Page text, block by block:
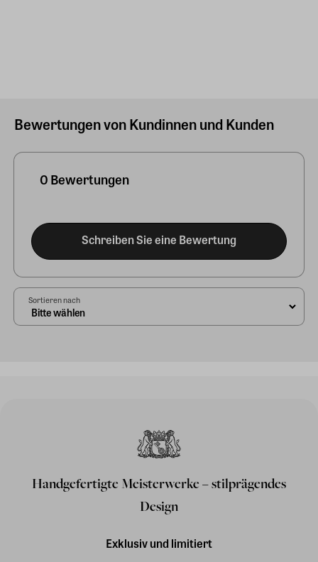
Bewertungen von Kundinnen und Kunden
0 Bewertungen
Schreiben Sie eine Bewertung
Sortieren nach
Handgefertigte Meisterwerke – stilprägendes
Design
Exklusiv und limitiert